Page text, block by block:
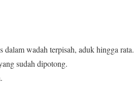
dalam wadah terpisah, aduk hingga rata.
sudah dipotong.